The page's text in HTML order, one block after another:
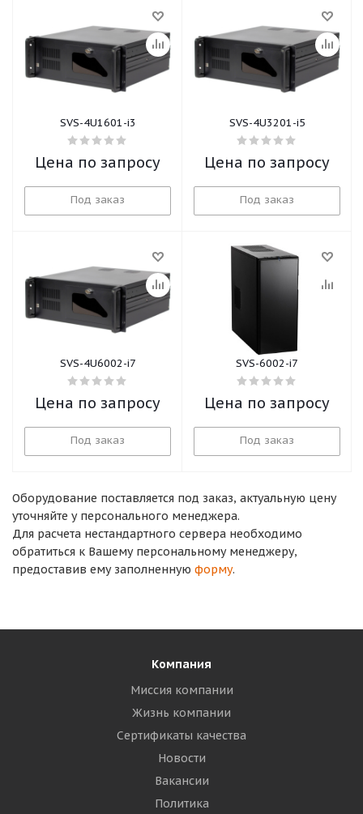
SVS-4U1601-i3
Цена по запросу
Под заказ
SVS-4U3201-i5
Цена по запросу
Под заказ
SVS-4U6002-i7
Цена по запросу
Под заказ
SVS-6002-i7
Цена по запросу
Под заказ
Оборудование поставляется под заказ, актуальную цену
уточняйте у персонального менеджера.
Для расчета нестандартного сервера необходимо
обратиться к Вашему персональному менеджеру,
предоставив ему заполненную форму.
Компания
Миссия компании
Жизнь компании
Сертификаты качества
Новости
Вакансии
Политика